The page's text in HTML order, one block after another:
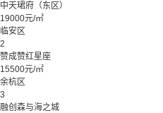
中天珺府（东区）
19000元/㎡
临安区
2
赞成赞红星座
15500元/㎡
余杭区
3
融创森与海之城